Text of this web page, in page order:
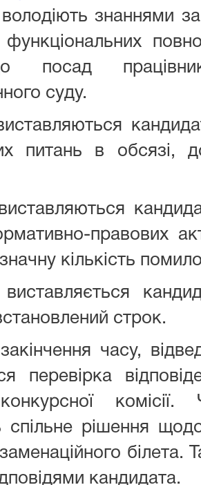
знаннями
функціональних
посад
суду.
питань в обсязі,
правових
кількість
строк.
часу,
перевірка
комісії.
рішення
білета.
кандидата.